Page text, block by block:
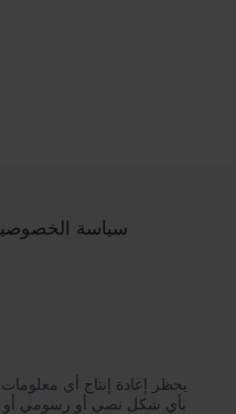
يحظر إعادة إنتاج أي
بأي شكل نصي أو رسومي أو
سياسة